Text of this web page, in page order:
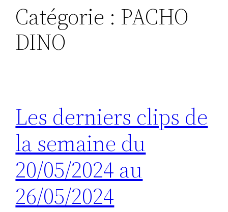
Catégorie : PACHO
DINO
Les derniers clips de
la semaine du
20/05/2024 au
26/05/2024